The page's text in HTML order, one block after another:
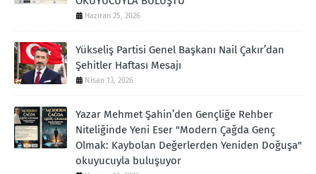
Haziran 25, 2026
Yükseliş Partisi Genel Başkanı Nail Çakır’dan
Şehitler Haftası Mesajı
Nisan 13, 2026
Yazar Mehmet Şahin’den Gençliğe Rehber
Niteliğinde Yeni Eser "Modern Çağda Genç
Olmak: Kaybolan Değerlerden Yeniden Doğuşa"
okuyucuyla buluşuyor